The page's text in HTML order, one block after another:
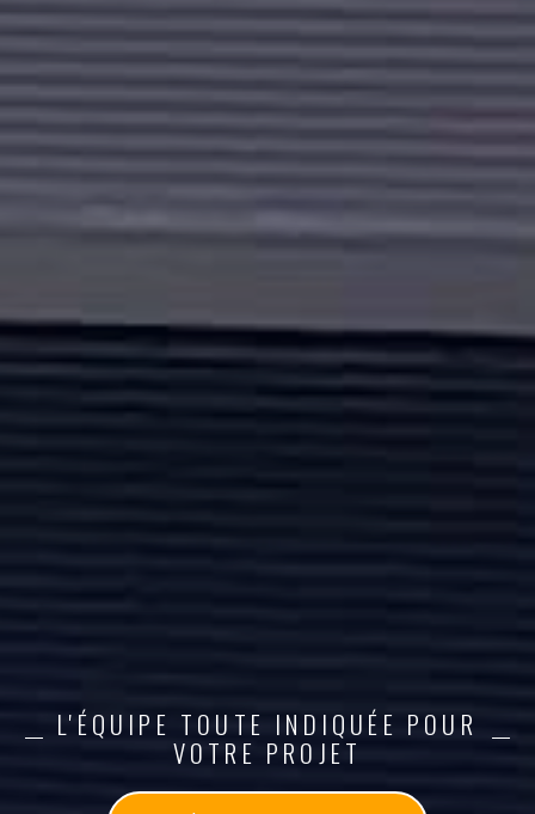
L'ÉQUIPE TOUTE INDIQUÉE POUR
VOTRE PROJET